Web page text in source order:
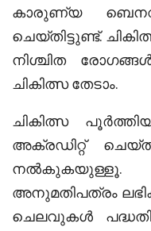
കാരുണ്യ
ചെയ്തിട്ടുണ്ട്.
നിശ്ചിത
ചികിത്സ തേടാം.
ചികിത്സ
അക്രഡിറ്റ്
നല്‍കുകയുള്ളൂ.
അനുമതിപത്രം
ചെലവുകള്‍